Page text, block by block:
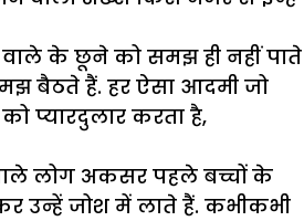
के छूने को समझ ही नहीं पाते
बैठते हैं. हर ऐसा आदमी जो
प्यारदुलार करता है,
वाले लोग अकसर पहले बच्चों के
उन्हें जोश में लाते हैं. कभीकभी